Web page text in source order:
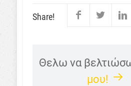
Share!
Θελω να
μου!